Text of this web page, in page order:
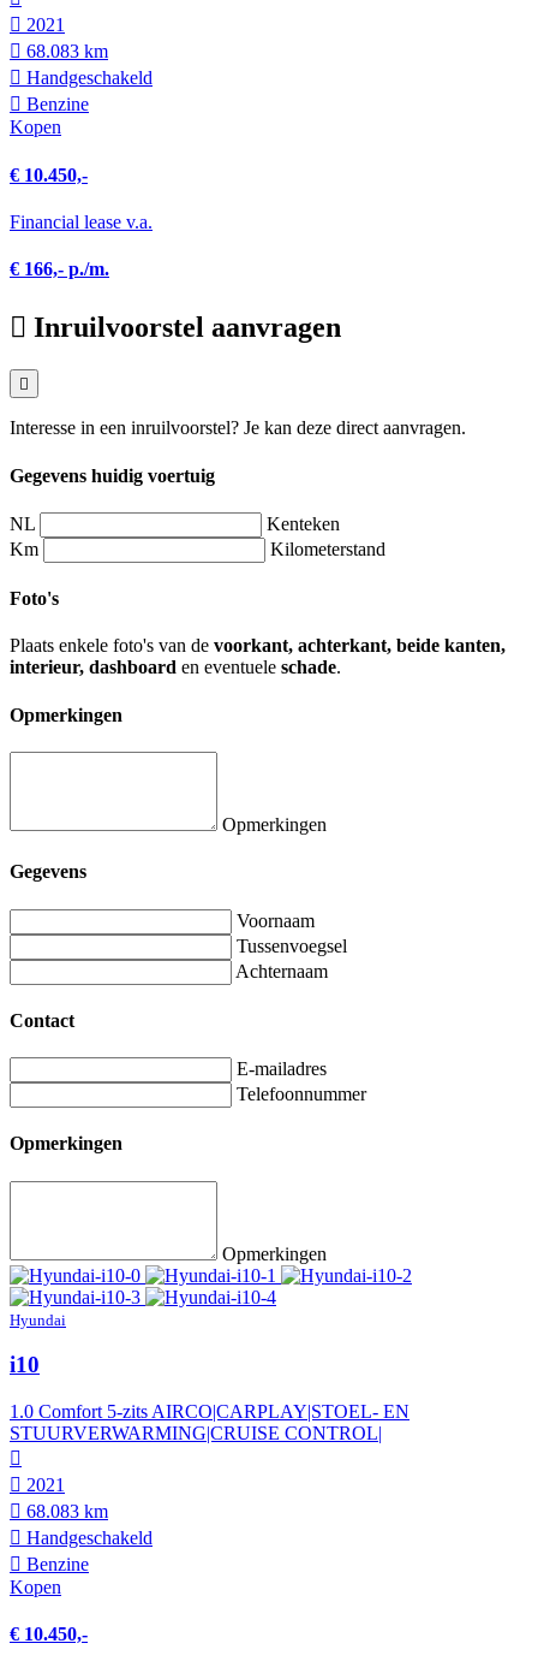
2021
68.083 km
Hand­geschakeld
Benzine
Kopen
€ 10.450,-
Financial lease v.a.
€ 166,- p./m.
Inruilvoorstel aanvragen
Interesse in een inruilvoorstel? Je kan deze direct aanvragen.
Gegevens huidig voertuig
NL
Kenteken
Km
Kilometerstand
Foto's
Plaats enkele foto's van de voorkant, achterkant, beide kanten,
interieur, dashboard en eventuele schade.
Opmerkingen
Opmerkingen
Gegevens
Voornaam
Tussenvoegsel
Achternaam
Contact
E-mailadres
Telefoonnummer
Opmerkingen
Opmerkingen
Hyundai
i10
1.0 Comfort 5-zits AIRCO|CARPLAY|STOEL- EN
STUURVERWARMING|CRUISE CONTROL|
2021
68.083 km
Hand­geschakeld
Benzine
Kopen
€ 10.450,-